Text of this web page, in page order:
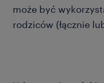
może być
rodziców (łącznie